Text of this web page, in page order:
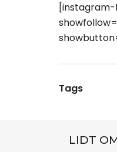
Tags
LIDT